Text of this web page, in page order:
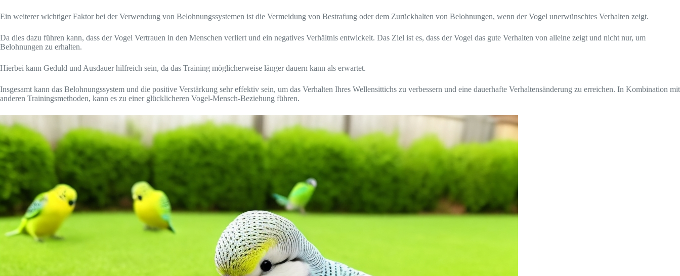
Ein weiterer wichtiger Faktor bei der Verwendung von Belohnungssystemen ist die Vermeidung von Bestrafung oder dem Zurückhalten von Belohnungen, wenn der Vogel unerwünschtes Verhalten zeigt.
Da dies dazu führen kann, dass der Vogel Vertrauen in den Menschen verliert und ein negatives Verhältnis entwickelt. Das Ziel ist es, dass der Vogel das gute Verhalten von alleine zeigt und nicht nur, um
Belohnungen zu erhalten.
Hierbei kann Geduld und Ausdauer hilfreich sein, da das Training möglicherweise länger dauern kann als erwartet.
Insgesamt kann das Belohnungssystem und die positive Verstärkung sehr effektiv sein, um das Verhalten Ihres Wellensittichs zu verbessern und eine dauerhafte Verhaltensänderung zu erreichen. In Kombination mit
anderen Trainingsmethoden, kann es zu einer glücklicheren Vogel-Mensch-Beziehung führen.